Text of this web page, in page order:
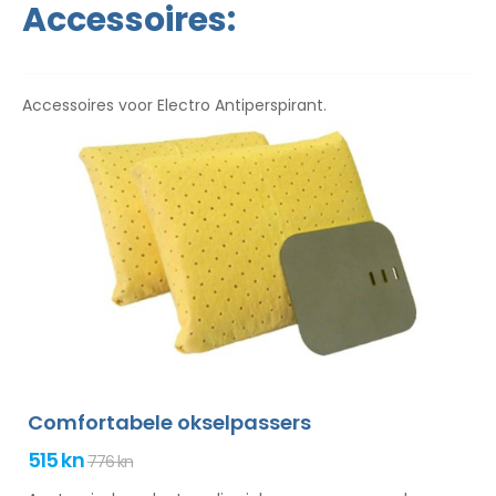
Accessoires:
Accessoires voor Electro Antiperspirant.
Comfortabele okselpassers
515 kn776 kn